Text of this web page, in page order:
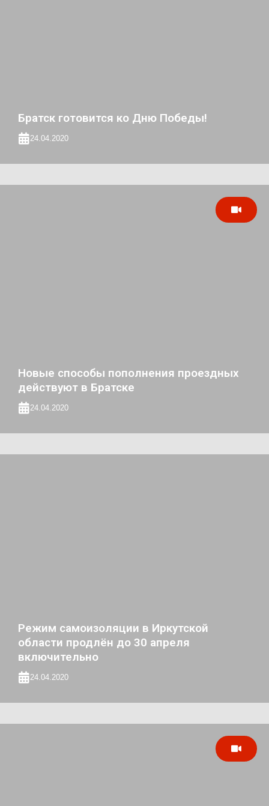
Братск готовится ко Дню Победы!
24.04.2020
Новые способы пополнения проездных
действуют в Братске
24.04.2020
Режим самоизоляции в Иркутской
области продлён до 30 апреля
включительно
24.04.2020